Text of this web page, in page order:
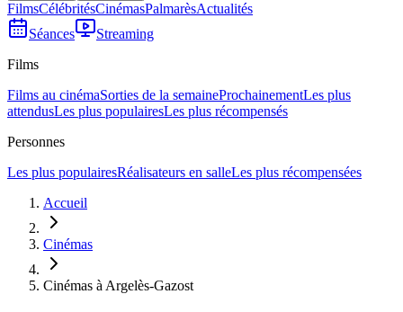
FilmsCélébritésCinémasPalmarèsActualités
Séances
Streaming
Films
Films au cinémaSorties de la semaineProchainementLes plus
attendusLes plus populairesLes plus récompensés
Personnes
Les plus populairesRéalisateurs en salleLes plus récompensées
Accueil
Cinémas
Cinémas à Argelès-Gazost